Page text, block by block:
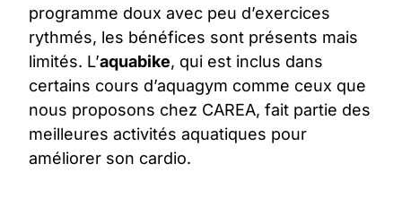
programme doux avec peu d’exercices
rythmés, les bénéfices sont présents mais
limités. L’aquabike, qui est inclus dans
certains cours d’aquagym comme ceux que
nous proposons chez CAREA, fait partie des
meilleures activités aquatiques pour
améliorer son cardio.